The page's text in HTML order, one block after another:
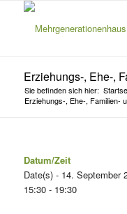
Erziehungs-, Ehe-,
Sie befinden sich hier:
Erziehungs-, Ehe-, Familien-
Datum/Zeit
Date(s) - 14. September
15:30 - 19:30